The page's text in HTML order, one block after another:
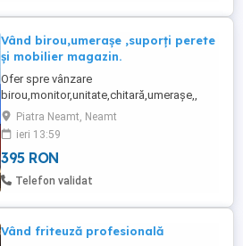
Vând birou,umerașe ,suporți perete
și mobilier magazin.
Ofer spre vânzare
birou,monitor,unitate,chitară,umerașe,,
suporți perete și mobilier magazin .Dacă
nu sunteți interesați Nu Deranjați Inutil..
Piatra Neamt, Neamt
ieri 13:59
395 RON
Telefon validat
Vând friteuză profesională